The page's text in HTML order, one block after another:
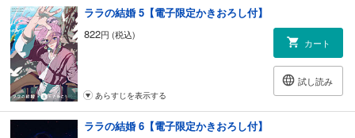
ララの結婚 5【電子限定かきおろし付】
822円 (税込)
カート
試し読み
あらすじを表示する
ララの結婚 6【電子限定かきおろし付】